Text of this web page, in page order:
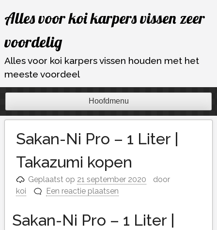
naar
inhoud
Alles voor koi karpers vissen zeer
voordelig
Alles voor koi karpers vissen houden met het
meeste voordeel
Hoofdmenu
Sakan-Ni Pro – 1 Liter |
Takazumi kopen
Geplaatst op 21 september 2020
door
koi
Een reactie plaatsen
Sakan-Ni Pro – 1 Liter |